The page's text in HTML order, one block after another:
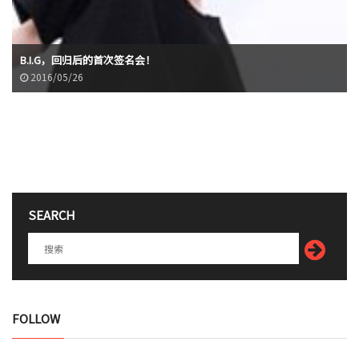
B.I.G，回归后的首次签名会！
2016/05/26
SEARCH
FOLLOW